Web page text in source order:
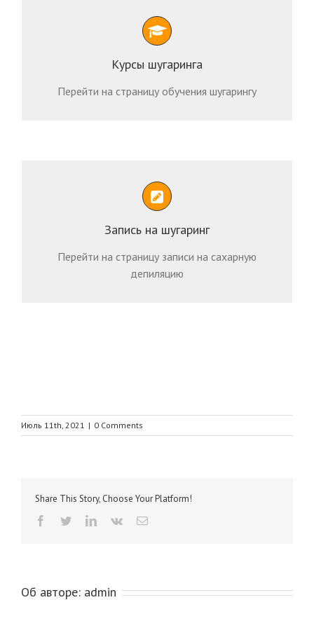
Курсы шугаринга
Перейти на страницу обучения шугарингу
Запись на шугаринг
Перейти на страницу записи на сахарную
депиляцию
Июль 11th, 2021 | 0 Comments
Share This Story, Choose Your Platform!
Facebook
TwitterLinkedin
Vk Email
Об авторе: admin